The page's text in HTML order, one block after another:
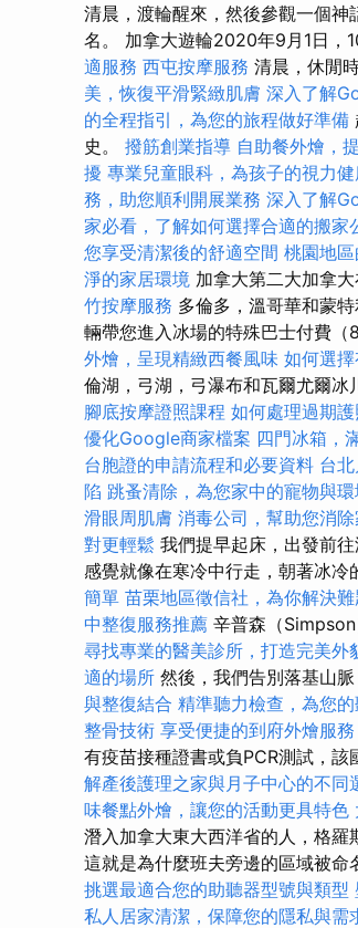
清晨，渡輪醒來，然後參觀一個
名。 加拿大遊輪2020年9月1日，
適服務 西屯按摩服務 清晨，休閒
美，恢復平滑緊緻肌膚 深入了解
的全程指引，為您的旅程做好準備
史。 撥筋創業指導 自助餐外燴，
擾 專業兒童眼科，為孩子的視力
務，助您順利開展業務 深入了解
家必看，了解如何選擇合適的搬家
您享受清潔後的舒適空間 桃園地
淨的家居環境 加拿大第二大加拿
竹按摩服務 多倫多，溫哥華和蒙
輛帶您進入冰場的特殊巴士付費
外燴，呈現精緻西餐風味 如何選
倫湖，弓湖，弓瀑布和瓦爾尤爾冰
腳底按摩證照課程 如何處理過期
優化Google商家檔案 四門冰箱，
台胞證的申請流程和必要資料 台
陷 跳蚤清除，為您家中的寵物與
滑眼周肌膚 消毒公司，幫助您消
對更輕鬆 我們提早起床，出發前
感覺就像在寒冷中行走，朝著冰冷
簡單 苗栗地區徵信社，為你解決難
中整復服務推薦 辛普森（
尋找專業的醫美診所，打造完美外
適的場所 然後，我們告別落基山
與整復結合 精準聽力檢查，為您
整骨技術 享受便捷的到府外燴服
有疫苗接種證書或負PCR測試，該
解產後護理之家與月子中心的不同
味餐點外燴，讓您的活動更具特色
潛入加拿大東大西洋省的人，格羅
這就是為什麼班夫旁邊的區域被命
挑選最適合您的助聽器型號與類型
私人居家清潔，保障您的隱私與需